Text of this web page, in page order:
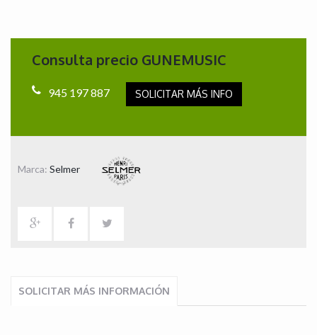
Consulta precio GUNEMUSIC
945 197 887 SOLICITAR MÁS INFO
Marca: Selmer
SOLICITAR MÁS INFORMACIÓN